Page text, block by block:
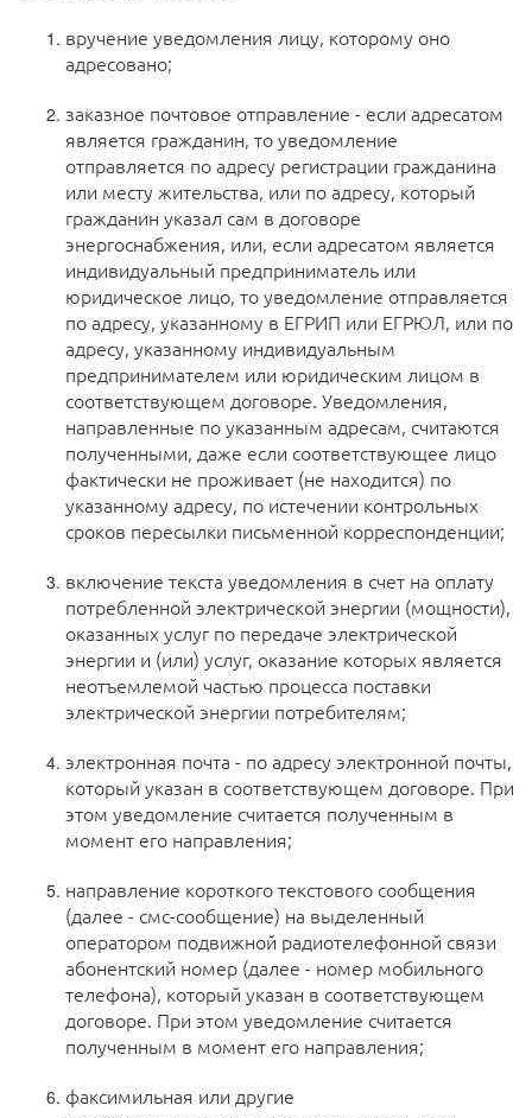
вручение уведомления лицу, которому оно
адресовано;
заказное почтовое отправление - если адресатом
является гражданин, то уведомление
отправляется по адресу регистрации гражданина
или месту жительства, или по адресу, который
гражданин указал сам в договоре
энергоснабжения, или, если адресатом является
индивидуальный предприниматель или
юридическое лицо, то уведомление отправляется
по адресу, указанному в ЕГРИП или ЕГРЮЛ, или по
адресу, указанному индивидуальным
предпринимателем или юридическим лицом в
соответствующем договоре. Уведомления,
направленные по указанным адресам, считаются
полученными, даже если соответствующее лицо
фактически не проживает (не находится) по
указанному адресу, по истечении контрольных
сроков пересылки письменной корреспонденции;
включение текста уведомления в счет на оплату
потребленной электрической энергии (мощности),
оказанных услуг по передаче электрической
энергии и (или) услуг, оказание которых является
неотъемлемой частью процесса поставки
электрической энергии потребителям;
электронная почта - по адресу электронной почты,
который указан в соответствующем договоре. При
этом уведомление считается полученным в
момент его направления;
направление короткого текстового сообщения
(далее - смс-сообщение) на выделенный
оператором подвижной радиотелефонной связи
абонентский номер (далее - номер мобильного
телефона), который указан в соответствующем
договоре. При этом уведомление считается
полученным в момент его направления;
факсимильная или другие